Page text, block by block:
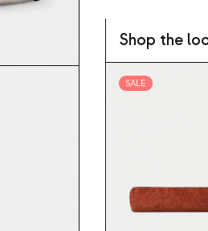
Shop the
SALE